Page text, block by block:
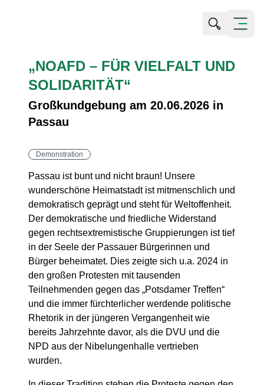
Suche
Menü
„NOAFD – FÜR VIELFALT UND
SOLIDARITÄT“
Großkundgebung am 20.06.2026 in
Passau
Demonstration
Passau ist bunt und nicht braun! Unsere
wunderschöne Heimatstadt ist mitmenschlich und
demokratisch geprägt und steht für Weltoffenheit.
Der demokratische und friedliche Widerstand
gegen rechtsextremistische Gruppierungen ist tief
in der Seele der Passauer Bürgerinnen und
Bürger beheimatet. Dies zeigte sich u.a. 2024 in
den großen Protesten mit tausenden
Teilnehmenden gegen das „Potsdamer Treffen“
und die immer fürchterlicher werdende politische
Rhetorik in der jüngeren Vergangenheit wie
bereits Jahrzehnte davor, als die DVU und die
NPD aus der Nibelungenhalle vertrieben
wurden.